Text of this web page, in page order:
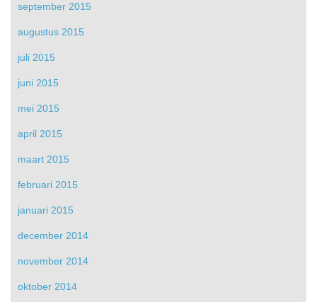
september 2015
augustus 2015
juli 2015
juni 2015
mei 2015
april 2015
maart 2015
februari 2015
januari 2015
december 2014
november 2014
oktober 2014